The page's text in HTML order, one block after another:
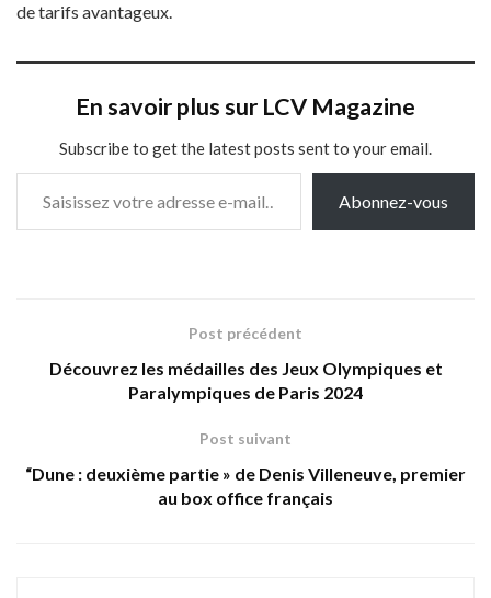
de tarifs avantageux.
En savoir plus sur LCV Magazine
Subscribe to get the latest posts sent to your email.
Saisissez votre adresse e-mail…
Abonnez-vous
Post précédent
Découvrez les médailles des Jeux Olympiques et
Paralympiques de Paris 2024
Post suivant
“Dune : deuxième partie » de Denis Villeneuve, premier
au box office français